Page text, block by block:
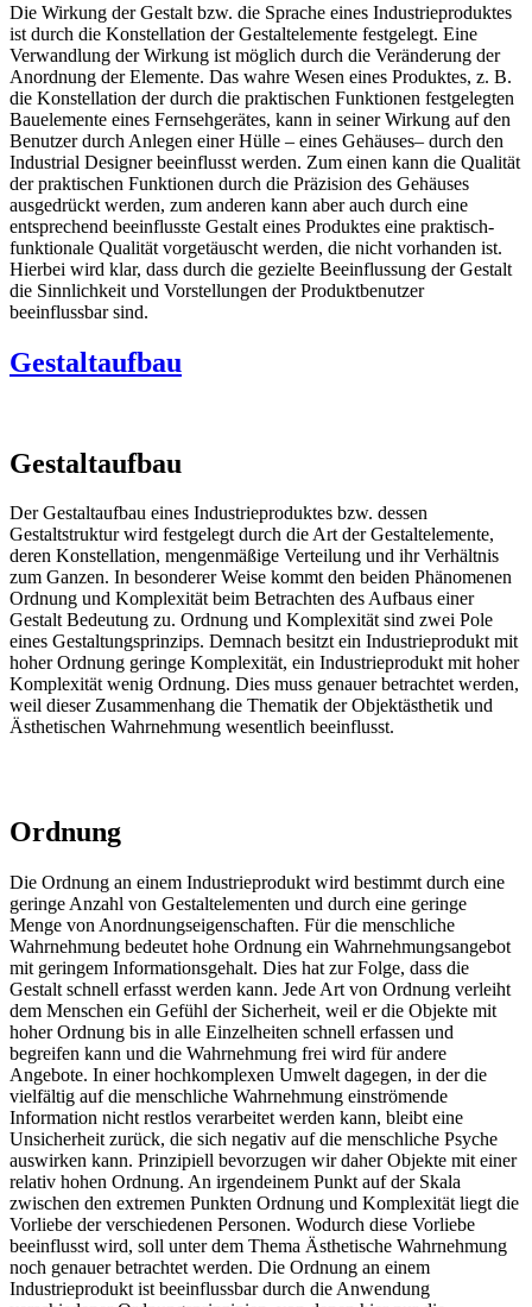
Die Wirkung der Gestalt bzw. die Sprache eines Industrieproduktes
ist durch die Konstellation der Gestaltelemente festgelegt. Eine
Verwandlung der Wirkung ist möglich durch die Veränderung der
Anordnung der Elemente. Das wahre Wesen eines Produktes, z. B.
die Konstellation der durch die praktischen Funktionen festgelegten
Bauelemente eines Fernsehgerätes, kann in seiner Wirkung auf den
Benutzer durch Anlegen einer Hülle – eines Gehäuses– durch den
Industrial Designer beeinflusst werden. Zum einen kann die Qualität
der praktischen Funktionen durch die Präzision des Gehäuses
ausgedrückt werden, zum anderen kann aber auch durch eine
entsprechend beeinflusste Gestalt eines Produktes eine praktisch-
funktionale Qualität vorgetäuscht werden, die nicht vorhanden ist.
Hierbei wird klar, dass durch die gezielte Beeinflussung der Gestalt
die Sinnlichkeit und Vorstellungen der Produktbenutzer
beeinflussbar sind.
Gestaltaufbau
Gestaltaufbau
Der Gestaltaufbau eines Industrieproduktes bzw. dessen
Gestaltstruktur wird festgelegt durch die Art der Gestaltelemente,
deren Konstellation, mengenmäßige Verteilung und ihr Verhältnis
zum Ganzen. In besonderer Weise kommt den beiden Phänomenen
Ordnung und Komplexität beim Betrachten des Aufbaus einer
Gestalt Bedeutung zu. Ordnung und Komplexität sind zwei Pole
eines Gestaltungsprinzips. Demnach besitzt ein Industrieprodukt mit
hoher Ordnung geringe Komplexität, ein Industrieprodukt mit hoher
Komplexität wenig Ordnung. Dies muss genauer betrachtet werden,
weil dieser Zusammenhang die Thematik der Objektästhetik und
Ästhetischen Wahrnehmung wesentlich beeinflusst.
Ordnung
Die Ordnung an einem Industrieprodukt wird bestimmt durch eine
geringe Anzahl von Gestaltelementen und durch eine geringe
Menge von Anordnungseigenschaften. Für die menschliche
Wahrnehmung bedeutet hohe Ordnung ein Wahrnehmungsangebot
mit geringem Informationsgehalt. Dies hat zur Folge, dass die
Gestalt schnell erfasst werden kann. Jede Art von Ordnung verleiht
dem Menschen ein Gefühl der Sicherheit, weil er die Objekte mit
hoher Ordnung bis in alle Einzelheiten schnell erfassen und
begreifen kann und die Wahrnehmung frei wird für andere
Angebote. In einer hochkomplexen Umwelt dagegen, in der die
vielfältig auf die menschliche Wahrnehmung einströmende
Information nicht restlos verarbeitet werden kann, bleibt eine
Unsicherheit zurück, die sich negativ auf die menschliche Psyche
auswirken kann. Prinzipiell bevorzugen wir daher Objekte mit einer
relativ hohen Ordnung. An irgendeinem Punkt auf der Skala
zwischen den extremen Punkten Ordnung und Komplexität liegt die
Vorliebe der verschiedenen Personen. Wodurch diese Vorliebe
beeinflusst wird, soll unter dem Thema Ästhetische Wahrnehmung
noch genauer betrachtet werden. Die Ordnung an einem
Industrieprodukt ist beeinflussbar durch die Anwendung